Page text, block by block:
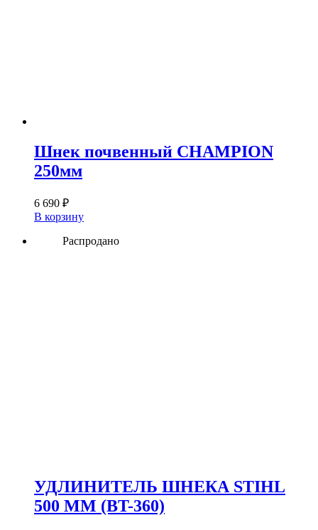
Шнек почвенный CHAMPION
250мм
6 690 ₽
В корзину
Распродано
УДЛИНИТЕЛЬ ШНЕКА STIHL
500 ММ (BT-360)